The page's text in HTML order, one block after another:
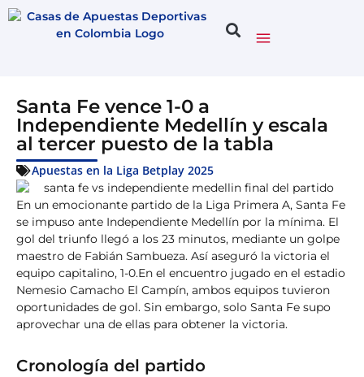
Santa Fe vence 1-0 a
Independiente Medellín y escala
al tercer puesto de la tabla
Apuestas en la Liga Betplay 2025
En un emocionante partido de la Liga Primera A, Santa Fe
se impuso ante Independiente Medellín por la mínima. El
gol del triunfo llegó a los 23 minutos, mediante un golpe
maestro de Fabián Sambueza. Así aseguró la victoria el
equipo capitalino, 1-0.En el encuentro jugado en el estadio
Nemesio Camacho El Campín, ambos equipos tuvieron
oportunidades de gol. Sin embargo, solo Santa Fe supo
aprovechar una de ellas para obtener la victoria.
Cronología del partido